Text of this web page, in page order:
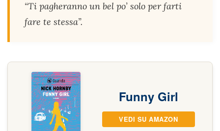
“Ti pagheranno un bel po’ solo per farti
fare te stessa”.
Funny Girl
VEDI SU AMAZON